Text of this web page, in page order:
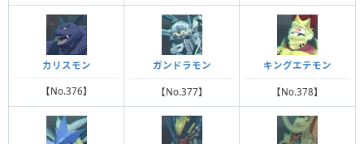
カリスモン
【No.376】
ガンドラモン
【No.377】
キングエテモン
【No.378】